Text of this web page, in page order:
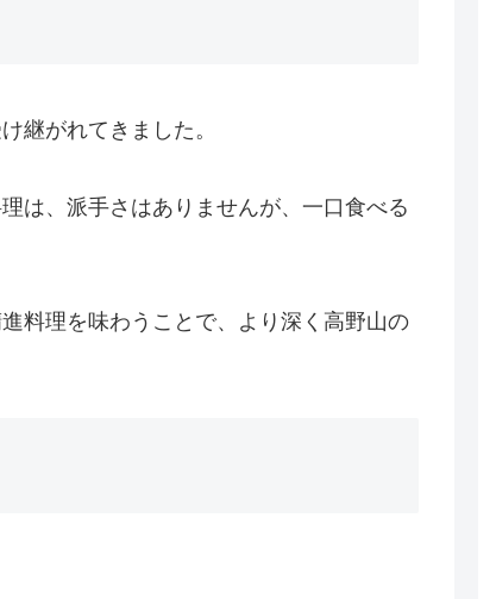
継がれてきました。
は、派手さはありませんが、一口食べる
料理を味わうことで、より深く高野山の